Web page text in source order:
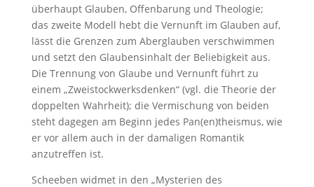
überhaupt Glauben, Offenbarung und Theologie;
das zweite Modell hebt die Vernunft im Glauben auf,
lässt die Grenzen zum Aberglauben verschwimmen
und setzt den Glaubensinhalt der Beliebigkeit aus.
Die Trennung von Glaube und Vernunft führt zu
einem „Zweistockwerksdenken“ (vgl. die Theorie der
doppelten Wahrheit); die Vermischung von beiden
steht dagegen am Beginn jedes Pan(en)theismus, wie
er vor allem auch in der damaligen Romantik
anzutreffen ist.
Scheeben widmet in den „Mysterien des